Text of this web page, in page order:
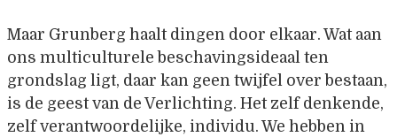
Maar Grunberg haalt dingen door elkaar. Wat aan
ons multiculturele beschavingsideaal ten
grondslag ligt, daar kan geen twijfel over bestaan,
is de geest van de Verlichting. Het zelf denkende,
zelf verantwoordelijke, individu. We hebben in